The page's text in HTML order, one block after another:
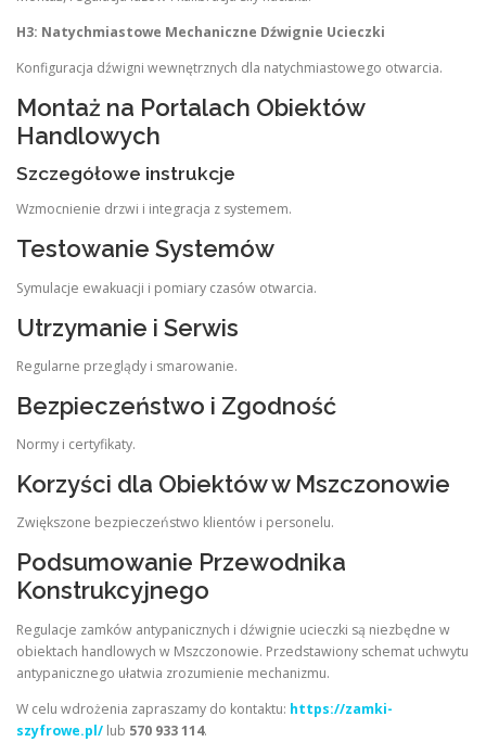
H3: Natychmiastowe Mechaniczne Dźwignie Ucieczki
Konfiguracja dźwigni wewnętrznych dla natychmiastowego otwarcia.
Montaż na Portalach Obiektów
Handlowych
Szczegółowe instrukcje
Wzmocnienie drzwi i integracja z systemem.
Testowanie Systemów
Symulacje ewakuacji i pomiary czasów otwarcia.
Utrzymanie i Serwis
Regularne przeglądy i smarowanie.
Bezpieczeństwo i Zgodność
Normy i certyfikaty.
Korzyści dla Obiektów w Mszczonowie
Zwiększone bezpieczeństwo klientów i personelu.
Podsumowanie Przewodnika
Konstrukcyjnego
Regulacje zamków antypanicznych i dźwignie ucieczki są niezbędne w
obiektach handlowych w Mszczonowie. Przedstawiony schemat uchwytu
antypanicznego ułatwia zrozumienie mechanizmu.
W celu wdrożenia zapraszamy do kontaktu: https://zamki-
szyfrowe.pl/ lub 570 933 114.